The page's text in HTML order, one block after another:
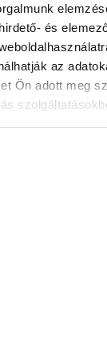
és
az
Ön adott meg